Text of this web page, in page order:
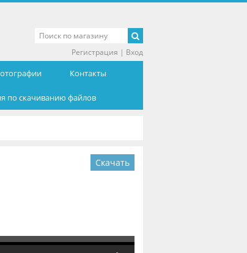
Контакты
по скачиванию файлов
Регистрация | Вход
Скачать